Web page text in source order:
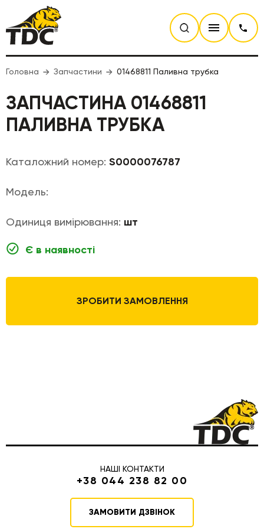
Головна Запчастини 01468811 Паливна трубка
ЗАПЧАСТИНА 01468811
ПАЛИВНА ТРУБКА
Каталожний номер: S0000076787
Модель:
Одиниця вимірювання: шт
Є в наявності
ЗРОБИТИ ЗАМОВЛЕННЯ
НАШІ КОНТАКТИ
+38 044 238 82 00
ЗАМОВИТИ ДЗВІНОК